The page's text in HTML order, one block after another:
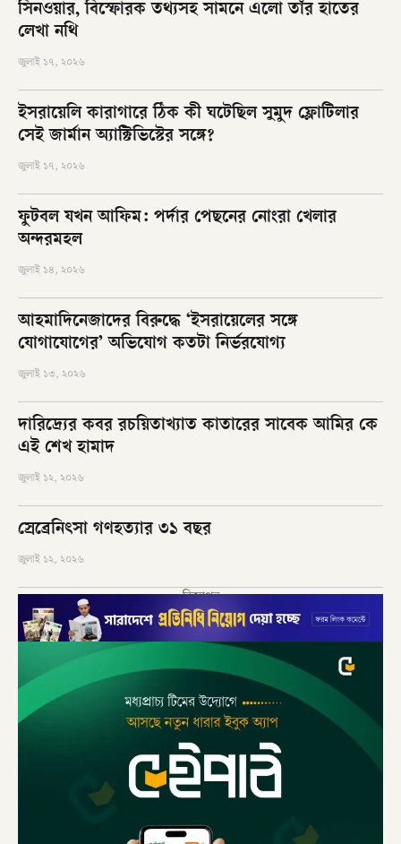
সিনওয়ার, বিস্ফোরক তথ্যসহ সামনে এলো তাঁর হাতের
লেখা নথি
জুলাই ১৭, ২০২৬
ইসরায়েলি কারাগারে ঠিক কী ঘটেছিল সুমুদ ফ্লোটিলার
সেই জার্মান অ্যাক্টিভিস্টের সঙ্গে?
জুলাই ১৭, ২০২৬
ফুটবল যখন আফিম: পর্দার পেছনের নোংরা খেলার
অন্দরমহল
জুলাই ১৪, ২০২৬
আহমাদিনেজাদের বিরুদ্ধে ‘ইসরায়েলের সঙ্গে
যোগাযোগের’ অভিযোগ কতটা নির্ভরযোগ্য
জুলাই ১৩, ২০২৬
দারিদ্র্যের কবর রচয়িতাখ্যাত কাতারের সাবেক আমির কে
এই শেখ হামাদ
জুলাই ১২, ২০২৬
স্রেব্রেনিৎসা গণহত্যার ৩১ বছর
জুলাই ১২, ২০২৬
বিজ্ঞাপন